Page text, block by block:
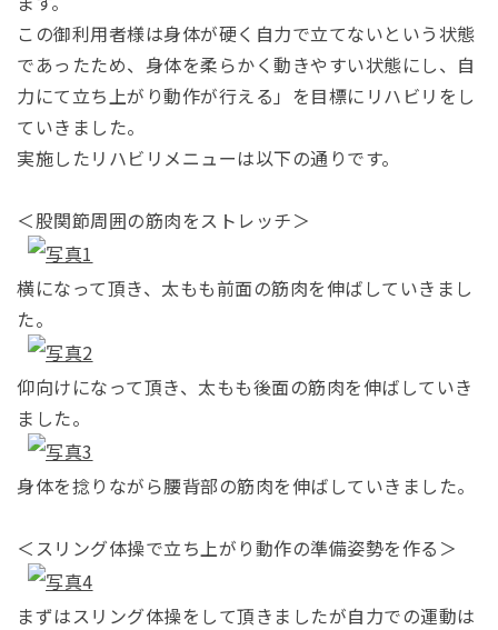
この御利用者様は身体が硬く自力で立てないという状態
であったため、身体を柔らかく動きやすい状態にし、自
力にて立ち上がり動作が行える」を目標にリハビリをし
ていきました。
実施したリハビリメニューは以下の通りです。
＜股関節周囲の筋肉をストレッチ＞
横になって頂き、太もも前面の筋肉を伸ばしていきまし
た。
仰向けになって頂き、太もも後面の筋肉を伸ばしていき
ました。
身体を捻りながら腰背部の筋肉を伸ばしていきました。
＜スリング体操で立ち上がり動作の準備姿勢を作る＞
まずはスリング体操をして頂きましたが自力での運動は